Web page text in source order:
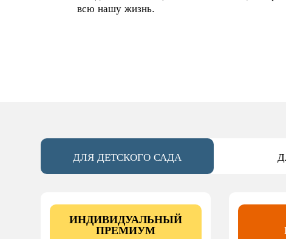
всю нашу жизнь.
ДЛЯ ДЕТСКОГО САДА
ИНДИВИДУАЛЬНЫЙ
ПРЕМИУМ